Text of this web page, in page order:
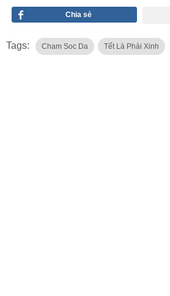
Chia sẻ
Tags: Cham Soc Da Tết Là Phải Xinh